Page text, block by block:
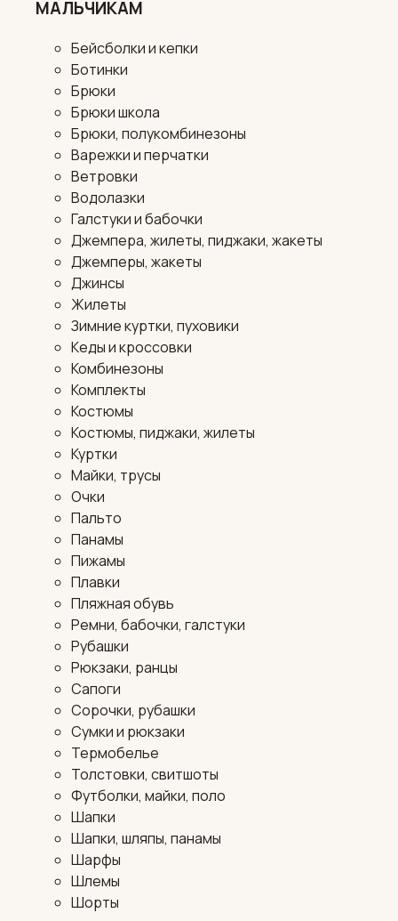
МАЛЬЧИКАМ
Бейсболки и кепки
Ботинки
Брюки
Брюки школа
Брюки, полукомбинезоны
Варежки и перчатки
Ветровки
Водолазки
Галстуки и бабочки
Джемпера, жилеты, пиджаки, жакеты
Джемперы, жакеты
Джинсы
Жилеты
Зимние куртки, пуховики
Кеды и кроссовки
Комбинезоны
Комплекты
Костюмы
Костюмы, пиджаки, жилеты
Куртки
Майки, трусы
Очки
Пальто
Панамы
Пижамы
Плавки
Пляжная обувь
Ремни, бабочки, галстуки
Рубашки
Рюкзаки, ранцы
Сапоги
Сорочки, рубашки
Сумки и рюкзаки
Термобелье
Толстовки, свитшоты
Футболки, майки, поло
Шапки
Шапки, шляпы, панамы
Шарфы
Шлемы
Шорты